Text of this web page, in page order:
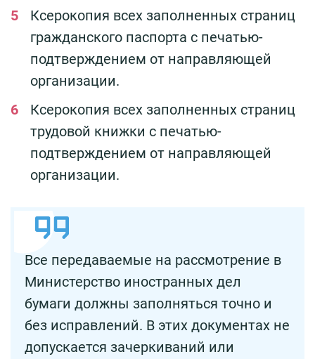
Ксерокопия всех заполненных страниц
гражданского паспорта с печатью-
подтверждением от направляющей
организации.
Ксерокопия всех заполненных страниц
трудовой книжки с печатью-
подтверждением от направляющей
организации.
Все передаваемые на рассмотрение в
Министерство иностранных дел
бумаги должны заполняться точно и
без исправлений. В этих документах не
допускается зачеркиваний или